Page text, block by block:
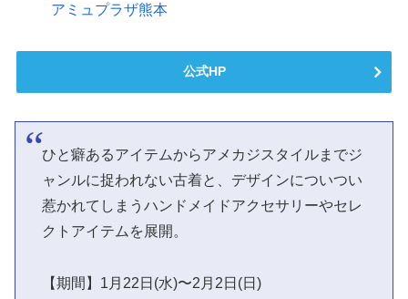
アミュプラザ熊本
公式HP
ひと癖あるアイテムからアメカジスタイルまでジ
ャンルに捉われない古着と、デザインについつい
惹かれてしまうハンドメイドアクセサリーやセレ
クトアイテムを展開。
【期間】1月22日(水)〜2月2日(日)